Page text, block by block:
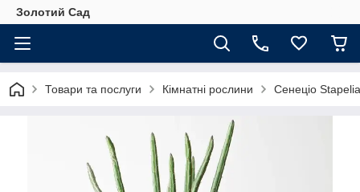
Золотий Сад
Товари та послуги Кімнатні рослини Сенеціо